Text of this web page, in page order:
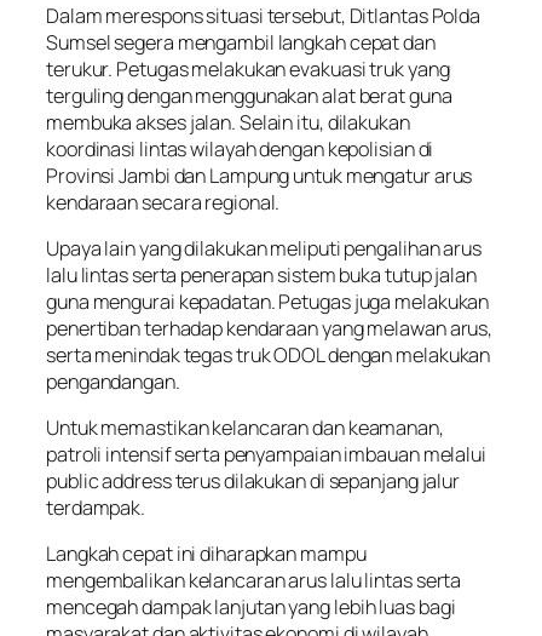
Dalam merespons situasi tersebut, Ditlantas Polda
Sumsel segera mengambil langkah cepat dan
terukur. Petugas melakukan evakuasi truk yang
terguling dengan menggunakan alat berat guna
membuka akses jalan. Selain itu, dilakukan
koordinasi lintas wilayah dengan kepolisian di
Provinsi Jambi dan Lampung untuk mengatur arus
kendaraan secara regional.
Upaya lain yang dilakukan meliputi pengalihan arus
lalu lintas serta penerapan sistem buka tutup jalan
guna mengurai kepadatan. Petugas juga melakukan
penertiban terhadap kendaraan yang melawan arus,
serta menindak tegas truk ODOL dengan melakukan
pengandangan.
Untuk memastikan kelancaran dan keamanan,
patroli intensif serta penyampaian imbauan melalui
public address terus dilakukan di sepanjang jalur
terdampak.
Langkah cepat ini diharapkan mampu
mengembalikan kelancaran arus lalu lintas serta
mencegah dampak lanjutan yang lebih luas bagi